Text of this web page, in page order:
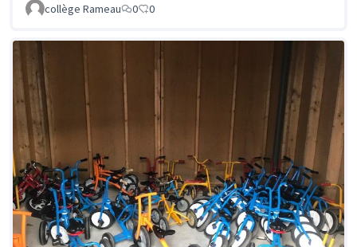
collège Rameau
0 0